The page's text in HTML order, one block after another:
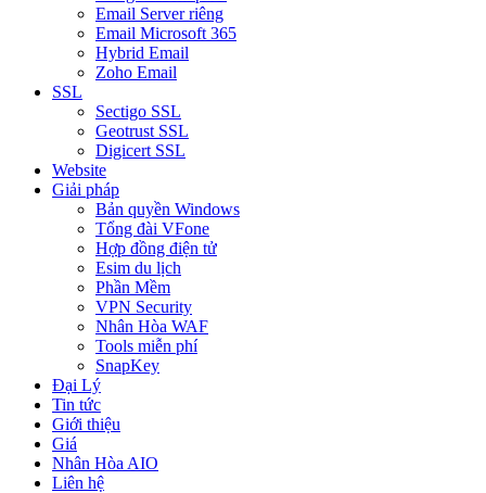
Email Server riêng
Email Microsoft 365
Hybrid Email
Zoho Email
SSL
Sectigo SSL
Geotrust SSL
Digicert SSL
Website
Giải pháp
Bản quyền Windows
Tổng đài VFone
Hợp đồng điện tử
Esim du lịch
Phần Mềm
VPN Security
Nhân Hòa WAF
Tools miễn phí
SnapKey
Đại Lý
Tin tức
Giới thiệu
Giá
Nhân Hòa AIO
Liên hệ